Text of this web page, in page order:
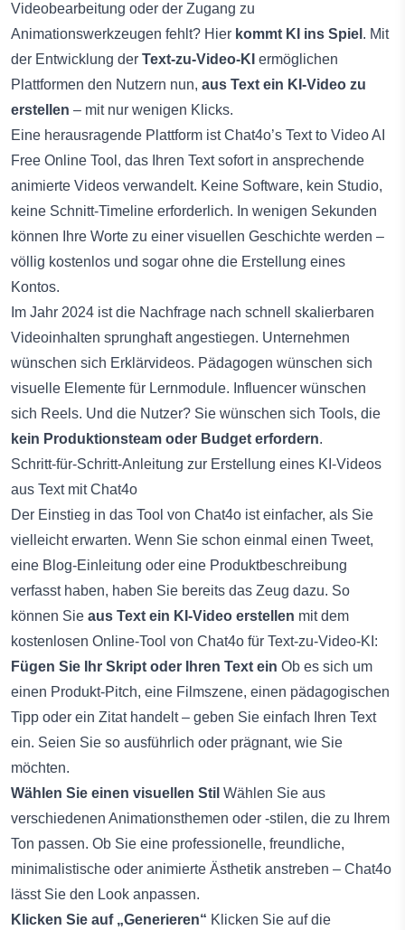
Videobearbeitung oder der Zugang zu
Animationswerkzeugen fehlt? Hier kommt KI ins Spiel . Mit
der Entwicklung der Text-zu-Video-KI ermöglichen
Plattformen den Nutzern nun, aus Text ein KI-Video zu
erstellen – mit nur wenigen Klicks.
Eine herausragende Plattform istChat4o’s Text to Video AI
Free Online Tool , das Ihren Text sofort in ansprechende
animierte Videos verwandelt. Keine Software, kein Studio,
keine Schnitt-Timeline erforderlich. In wenigen Sekunden
können Ihre Worte zu einer visuellen Geschichte werden –
völlig kostenlos und sogar ohne die Erstellung eines
Kontos.
Im Jahr 2024 ist die Nachfrage nach schnell skalierbaren
Videoinhalten sprunghaft angestiegen. Unternehmen
wünschen sich Erklärvideos. Pädagogen wünschen sich
visuelle Elemente für Lernmodule. Influencer wünschen
sich Reels. Und die Nutzer? Sie wünschen sich Tools, die
kein Produktionsteam oder Budget erfordern.
Schritt-für-Schritt-Anleitung zur Erstellung eines KI-Videos
aus Text mit Chat4o
Der Einstieg in das Tool von Chat4o ist einfacher, als Sie
vielleicht erwarten. Wenn Sie schon einmal einen Tweet,
eine Blog-Einleitung oder eine Produktbeschreibung
verfasst haben, haben Sie bereits das Zeug dazu. So
können Sie aus Text ein KI-Video erstellen mit dem
kostenlosen Online-Tool von Chat4o für Text-zu-Video-KI :
Fügen Sie Ihr Skript oder Ihren Text ein Ob es sich um
einen Produkt-Pitch, eine Filmszene, einen pädagogischen
Tipp oder ein Zitat handelt – geben Sie einfach Ihren Text
ein. Seien Sie so ausführlich oder prägnant, wie Sie
möchten.
Wählen Sie einen visuellen Stil Wählen Sie aus
verschiedenen Animationsthemen oder -stilen, die zu Ihrem
Ton passen. Ob Sie eine professionelle, freundliche,
minimalistische oder animierte Ästhetik anstreben – Chat4o
lässt Sie den Look anpassen.
Klicken Sie auf „Generieren“ Klicken Sie auf die